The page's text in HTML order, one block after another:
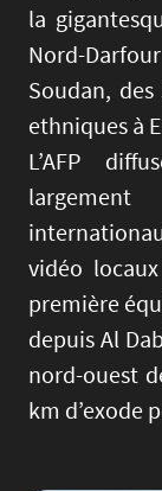
la
Nord-
Soudan,
ethniques à
L’AFP
vidéo
première
depuis Al
nord-ouest
km d’exode